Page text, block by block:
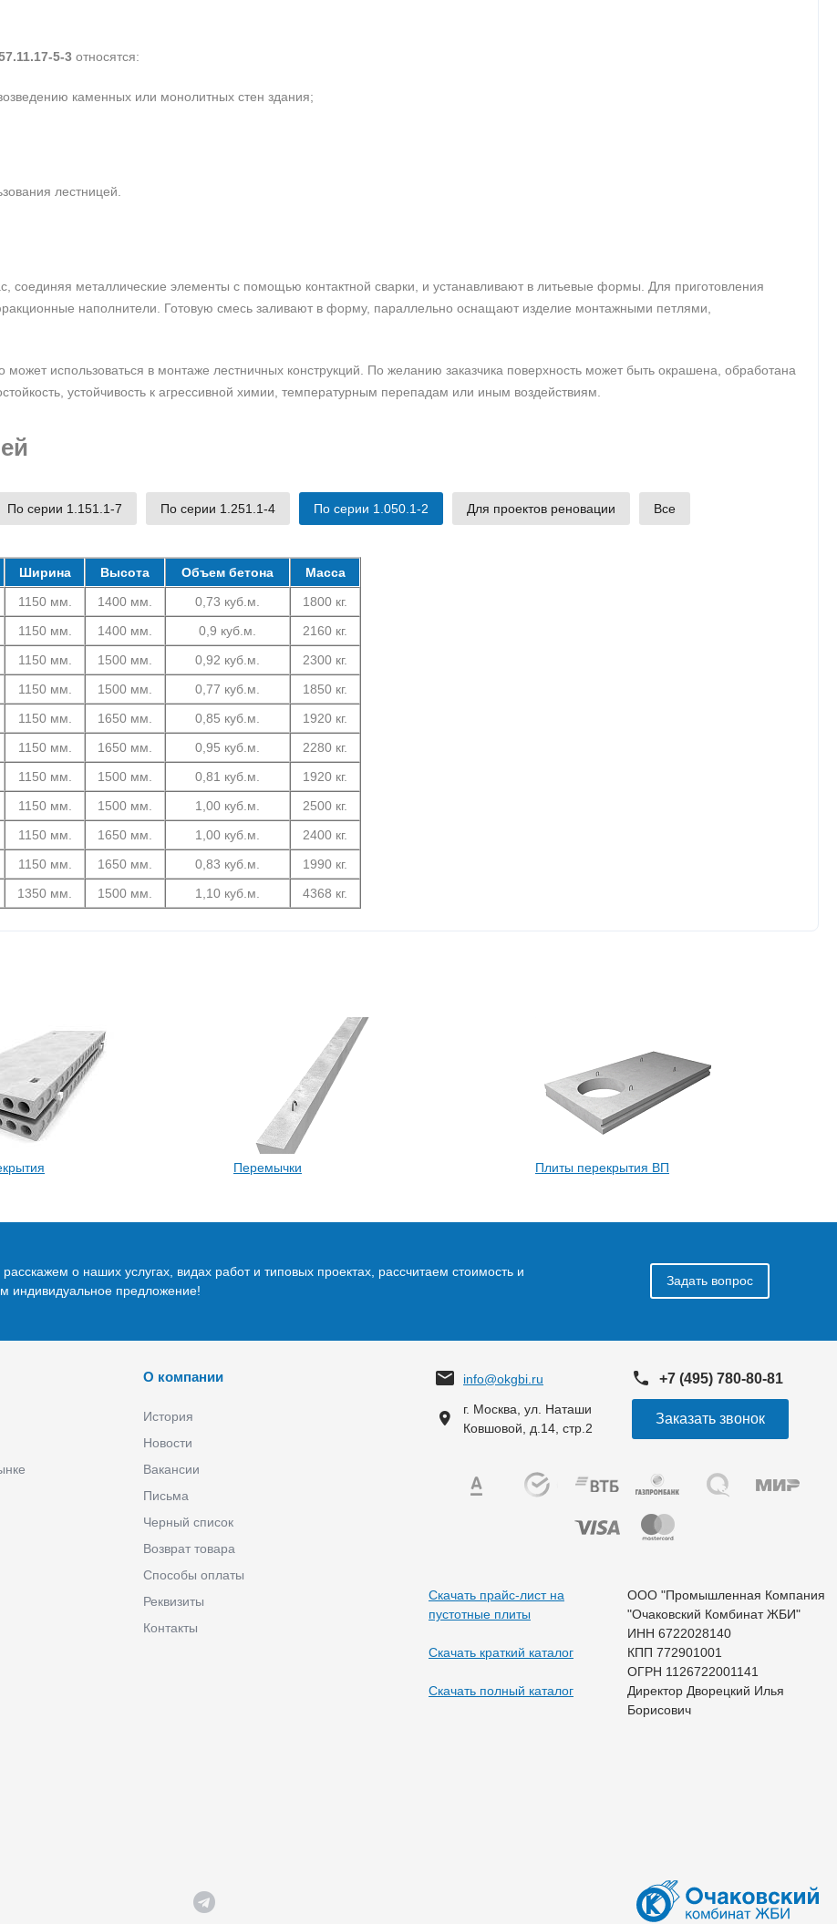
5-3 относятся:
каменных или монолитных стен здания;
лестницей.
металлические элементы с помощью контактной сварки, и устанавливают в литьевые формы. Для приготовления
наполнители. Готовую смесь заливают в форму, параллельно оснащают изделие монтажными петлями,
использоваться в монтаже лестничных конструкций. По желанию заказчика поверхность может быть окрашена, обработана
устойчивость к агрессивной химии, температурным перепадам или иным воздействиям.
По серии 1.151.1-7 По серии 1.251.1-4 По серии 1.050.1-2 Для проектов реновации Все
Ширина Высота Объем бетона
Масса
1150 мм. 1400 мм. 0,73 куб.м.
1800 кг.
1150 мм. 1400 мм. 0,9 куб.м.
2160 кг.
1150 мм. 1500 мм. 0,92 куб.м.
2300 кг.
1150 мм. 1500 мм. 0,77 куб.м.
1850 кг.
1150 мм. 1650 мм. 0,85 куб.м.
1920 кг.
1150 мм. 1650 мм. 0,95 куб.м.
2280 кг.
1150 мм. 1500 мм. 0,81 куб.м.
1920 кг.
1150 мм. 1500 мм. 1,00 куб.м.
2500 кг.
1150 мм. 1650 мм. 1,00 куб.м.
2400 кг.
1150 мм. 1650 мм. 0,83 куб.м.
1990 кг.
1350 мм. 1500 мм. 1,10 куб.м. 4368 кг.
Перемычки Плиты перекрытия ВП
о наших услугах, видах работ и типовых проектах, рассчитаем стоимость и
индивидуальное предложение!
Задать вопрос
О компании
История
Новости
Вакансии
Письма
Черный список
Возврат товара
Способы оплаты
Реквизиты
Контакты
info@okgbi.ru +7 (495) 780-80-81
г. Москва, ул. Наташи
Ковшовой, д.14, стр.2
Заказать звонок
Скачать прайс-лист на
пустотные плиты
Скачать краткий каталог
Скачать полный каталог
ООО "Промышленная Компания
"Очаковский Комбинат ЖБИ"
ИНН 6722028140
КПП 772901001
ОГРН 1126722001141
Директор Дворецкий Илья
Борисович